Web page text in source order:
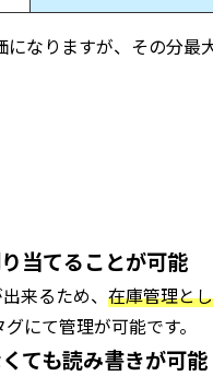
なりますが、その分
当てることが可能
来るため、 在庫管理と
にて管理が可能です。
ても読み書きが可能